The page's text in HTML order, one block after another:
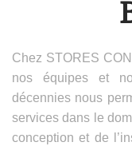
Chez STORES
nos équipes et
décennies nous
services dans le
conception et de